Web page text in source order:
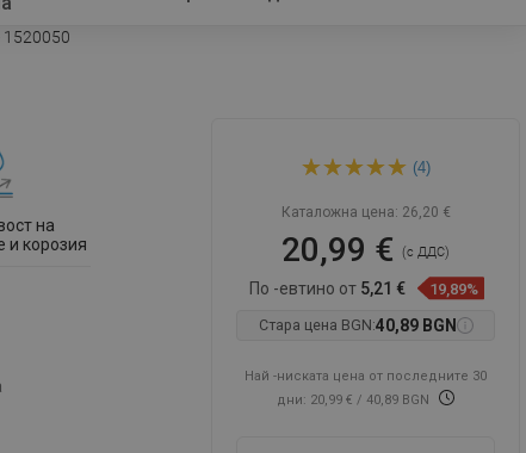
1520050
на
и корозия
линеен сифон 50 см, златен
(4)
Каталожна цена: 26,20 €
20,99 €(с ДДС)
По -евтино от 5,21 €
19,89%
Стара цена BGN:40,89 BGN
Най -ниската цена от последните 30
дни: 20,99 €/ 40,89 BGN